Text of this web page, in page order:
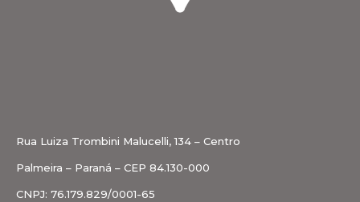
Rua Luiza Trombini Malucelli, 134 – Centro
Palmeira – Paraná – CEP 84.130-000
CNPJ: 76.179.829/0001-65